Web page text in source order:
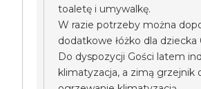
toaletę i umywalkę.
W razie potrzeby można
dodatkowe łóżko dla dziecka
Do dyspozycji Gości latem
klimatyzacja, a zimą grzejnik